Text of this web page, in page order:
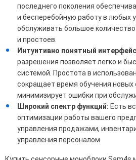
последнего поколения
и бесперебойную работу в любых
обслуживать большое
и простоев.
Интуитивно понятный
разрешения позволяет легко и
системой. Простота в
сокращает время обучения новых
минимизирует ошибки при
Широкий спектр функций: Есть
оптимизации работы вашего
управления продажами,
управления персоналом